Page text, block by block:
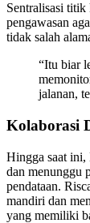
Sentralisasi
pengawasan
tidak salah
“Itu biar
jalanan,
Kolaborasi
Hingga saat ini,
dan menunggu
pendataan.
mandiri dan
yang memiliki